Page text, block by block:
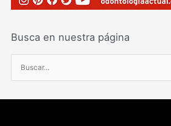
Busca en nuestra página
u
s